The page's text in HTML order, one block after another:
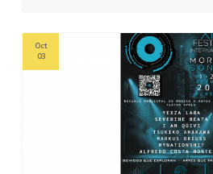
Oct
03